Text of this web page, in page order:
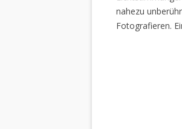
nahezu
Fotografieren.